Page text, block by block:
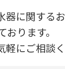
器に関する
ります。
にご相談く